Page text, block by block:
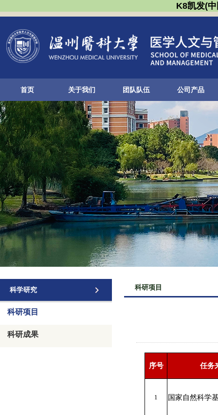
K8凯发(
首页 关于我们 团队队伍 公司产品
科学研究
科研项目
科研成果
科研项目
序号 任务
1 国家自然科学